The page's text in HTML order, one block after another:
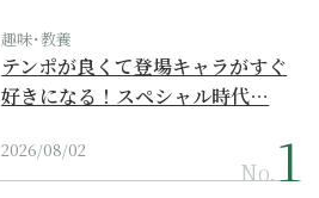
趣味･教養
テンポが良くて登場キャラがすぐ
好きになる！スペシャル時代…
2026/08/02
No.